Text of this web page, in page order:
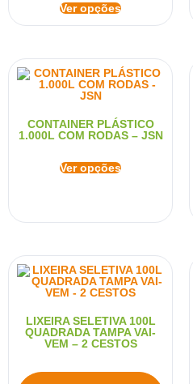
Ver opções
CONTAINER PLÁSTICO
1.000L COM RODAS – JSN
Ver opções
LIXEIRA SELETIVA 100L
QUADRADA TAMPA VAI-
VEM – 2 CESTOS